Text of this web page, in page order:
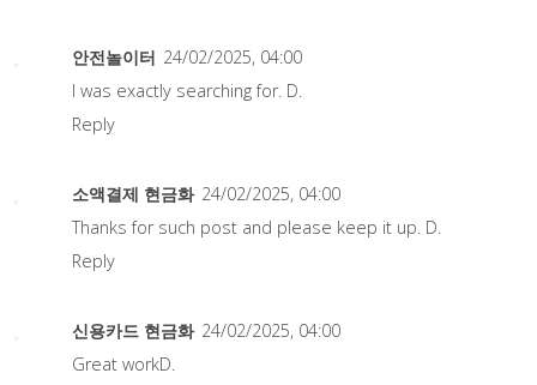
안전놀이터 24/02/2025, 04:00
I was exactly searching for. D.
Reply
소액결제 현금화 24/02/2025, 04:00
Thanks for such post and please keep it up. D.
Reply
신용카드 현금화 24/02/2025, 04:00
Great workD.